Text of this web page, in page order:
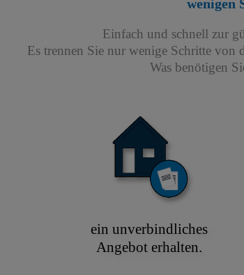
wenigen
Einfach und schnell zur
Es trennen Sie nur wenige Schritte
Was benötigen
ein unverbindliches
Angebot erhalten.